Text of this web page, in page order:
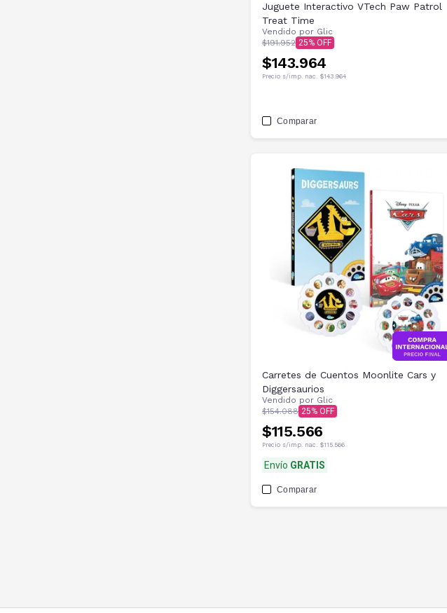
Juguete Interactivo VTech Paw Patrol
Treat Time
Vendido por Glic
$191.952 25
$143.964
Precio s/imp. nac. $143.964
Comparar
Carretes de Cuentos Moonlite Cars y
Diggersaurios
Vendido por Glic
$154.088 25
$115.566
Precio s/imp. nac. $115.566
Envío GRATIS
Comparar